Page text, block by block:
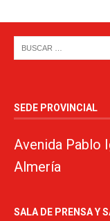
SEDE PROVINCIAL
Avenida Pablo
Almería
SALA DE PRENSA Y